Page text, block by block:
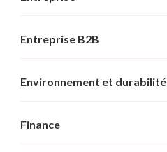
Entreprise B2B
Environnement et durabilité
Finance